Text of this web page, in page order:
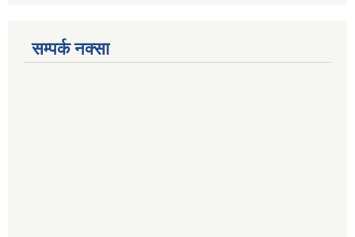
सम्पर्क नक्सा